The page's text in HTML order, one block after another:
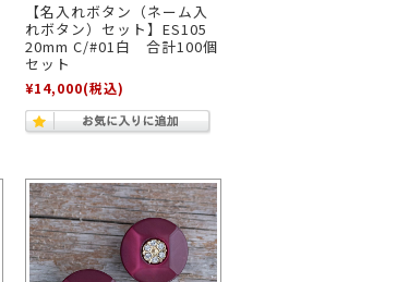
【名入れボタン（ネーム入
れボタン）セット】ES105
20mm C/#01白 合計100個
セット
¥14,000(税込)